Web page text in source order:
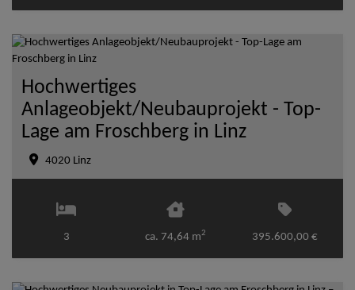
Hochwertiges
Anlageobjekt/Neubauprojekt - Top-
Lage am Froschberg in Linz
4020 Linz
3 ca. 74,64 m2 395.600,00 €